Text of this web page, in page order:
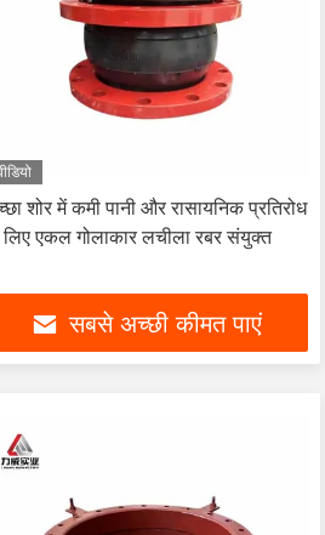
शोर में कमी पानी और रासायनिक प्रतिरोध
एकल गोलाकार लचीला रबर संयुक्त
सबसे अच्छी कीमत पाएं